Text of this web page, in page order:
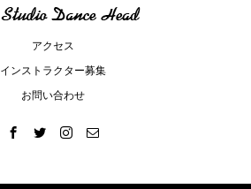
アクセス
インストラクター募集
お問い合わせ